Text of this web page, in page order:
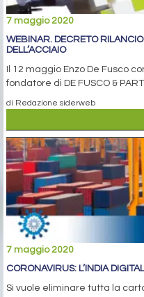
7 maggio 2020
WEBINAR. DECRETO
DELL’ACCIAIO
Il 12 maggio Enzo De Fusco
fondatore di DE FUSCO &
di Redazione siderweb
7 maggio 2020
CORONAVIRUS: L’INDIA
Si vuole eliminare tutta la